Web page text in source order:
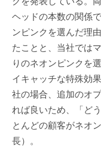
ヘッドの本数の関係
ンピンクを選んだ理
たことと、当社では
りのネオンピンクを
イキャッチな特殊効
社の場合、追加のオ
れば良いため、「ど
とんどの顧客がネオ
長）。